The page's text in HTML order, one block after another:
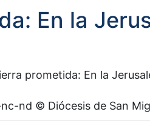
En la
prometida: En la
nd © Diócesis de San